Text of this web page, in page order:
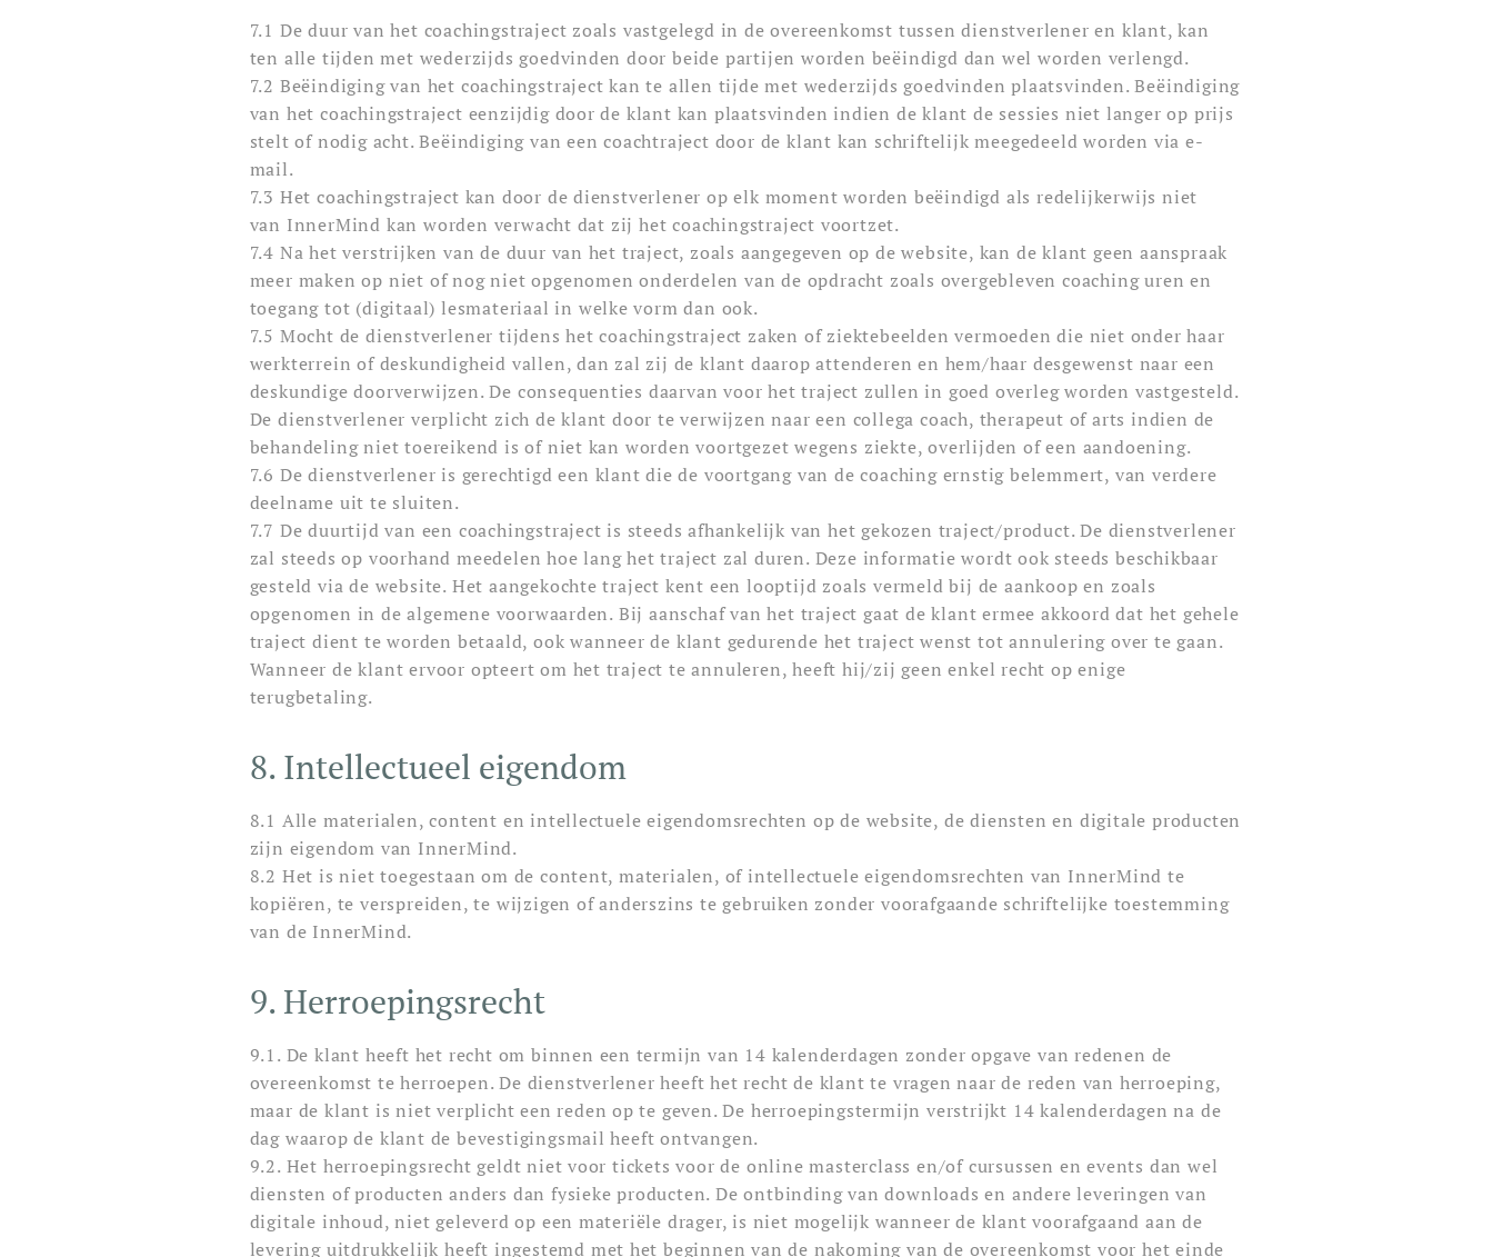
7.1 De duur van het coachingstraject zoals vastgelegd in de overeenkomst tussen dienstverlener en klant, kan
ten alle tijden met wederzijds goedvinden door beide partijen worden beëindigd dan wel worden verlengd.
7.2 Beëindiging van het coachingstraject kan te allen tijde met wederzijds goedvinden plaatsvinden. Beëindiging
van het coachingstraject eenzijdig door de klant kan plaatsvinden indien de klant de sessies niet langer op prijs
stelt of nodig acht. Beëindiging van een coachtraject door de klant kan schriftelijk meegedeeld worden via e-
mail.
7.3 Het coachingstraject kan door de dienstverlener op elk moment worden beëindigd als redelijkerwijs niet
van InnerMind kan worden verwacht dat zij het coachingstraject voortzet.
7.4 Na het verstrijken van de duur van het traject, zoals aangegeven op de website, kan de klant geen aanspraak
meer maken op niet of nog niet opgenomen onderdelen van de opdracht zoals overgebleven coaching uren en
toegang tot (digitaal) lesmateriaal in welke vorm dan ook.
7.5 Mocht de dienstverlener tijdens het coachingstraject zaken of ziektebeelden vermoeden die niet onder haar
werkterrein of deskundigheid vallen, dan zal zij de klant daarop attenderen en hem/haar desgewenst naar een
deskundige doorverwijzen. De consequenties daarvan voor het traject zullen in goed overleg worden vastgesteld.
De dienstverlener verplicht zich de klant door te verwijzen naar een collega coach, therapeut of arts indien de
behandeling niet toereikend is of niet kan worden voortgezet wegens ziekte, overlijden of een aandoening.
7.6 De dienstverlener is gerechtigd een klant die de voortgang van de coaching ernstig belemmert, van verdere
deelname uit te sluiten.
7.7 De duurtijd van een coachingstraject is steeds afhankelijk van het gekozen traject/product. De dienstverlener
zal steeds op voorhand meedelen hoe lang het traject zal duren. Deze informatie wordt ook steeds beschikbaar
gesteld via de website. Het aangekochte traject kent een looptijd zoals vermeld bij de aankoop en zoals
opgenomen in de algemene voorwaarden. Bij aanschaf van het traject gaat de klant ermee akkoord dat het gehele
traject dient te worden betaald, ook wanneer de klant gedurende het traject wenst tot annulering over te gaan.
Wanneer de klant ervoor opteert om het traject te annuleren, heeft hij/zij geen enkel recht op enige
terugbetaling.
8. Intellectueel eigendom
8.1 Alle materialen, content en intellectuele eigendomsrechten op de website, de diensten en digitale producten
zijn eigendom van InnerMind.
8.2 Het is niet toegestaan om de content, materialen, of intellectuele eigendomsrechten van InnerMind te
kopiëren, te verspreiden, te wijzigen of anderszins te gebruiken zonder voorafgaande schriftelijke toestemming
van de InnerMind.
9. Herroepingsrecht
9.1. De klant heeft het recht om binnen een termijn van 14 kalenderdagen zonder opgave van redenen de
overeenkomst te herroepen. De dienstverlener heeft het recht de klant te vragen naar de reden van herroeping,
maar de klant is niet verplicht een reden op te geven. De herroepingstermijn verstrijkt 14 kalenderdagen na de
dag waarop de klant de bevestigingsmail heeft ontvangen.
9.2. Het herroepingsrecht geldt niet voor tickets voor de online masterclass en/of cursussen en events dan wel
diensten of producten anders dan fysieke producten. De ontbinding van downloads en andere leveringen van
digitale inhoud, niet geleverd op een materiële drager, is niet mogelijk wanneer de klant voorafgaand aan de
levering uitdrukkelijk heeft ingestemd met het beginnen van de nakoming van de overeenkomst voor het einde